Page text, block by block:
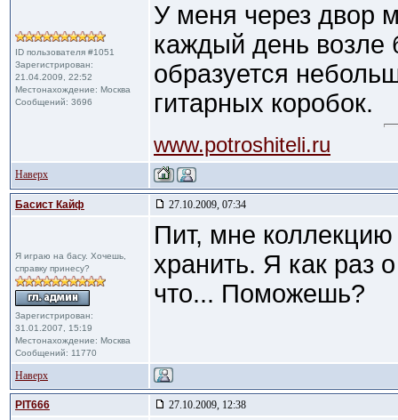
ID пользователя #1051
Зарегистрирован:
21.04.2009, 22:52
Местонахождение: Москва
Сообщений: 3696
У меня через двор
каждый день
образуется
гитарных коробок.
www.potroshiteli.ru
Наверх
Басист Кайф 27.10.2009, 07:34
Я играю на басу. Хочешь,
справку принесу?
Зарегистрирован:
31.01.2007, 15:19
Местонахождение: Москва
Сообщений: 11770
Пит, мне
хранить. Я как раз
что... Поможешь?
Наверх
PIT666 27.10.2009, 12:38